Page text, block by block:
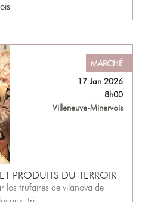
MARCHÉ
17 Jan 2026
8h00
Villeneuve-Minervois
PRODUITS DU TERROIR
los trufaïres de vilanova de